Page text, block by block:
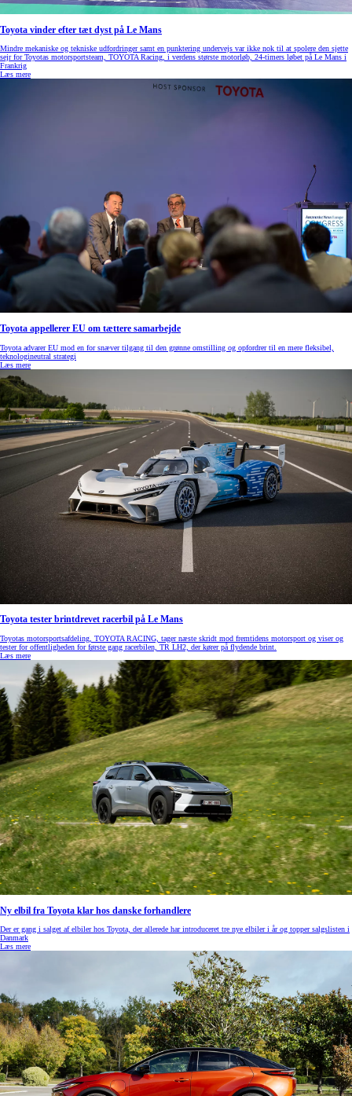
Toyota vinder efter tæt dyst på Le Mans
Mindre mekaniske og tekniske udfordringer samt en punktering undervejs var ikke nok til at spolere den sjette
sejr for Toyotas motorsportsteam, TOYOTA Racing, i verdens største motorløb, 24-timers løbet på Le Mans i
Frankrig
Læs mere
Toyota appellerer EU om tættere samarbejde
Toyota advarer EU mod en for snæver tilgang til den grønne omstilling og opfordrer til en mere fleksibel,
teknologineutral strategi
Læs mere
Toyota tester brintdrevet racerbil på Le Mans
Toyotas motorsportsafdeling, TOYOTA RACING, tager næste skridt mod fremtidens motorsport og viser og
tester for offentligheden for første gang racerbilen, TR LH2, der kører på flydende brint.
Læs mere
Ny elbil fra Toyota klar hos danske forhandlere
Der er gang i salget af elbiler hos Toyota, der allerede har introduceret tre nye elbiler i år og topper salgslisten i
Danmark
Læs mere